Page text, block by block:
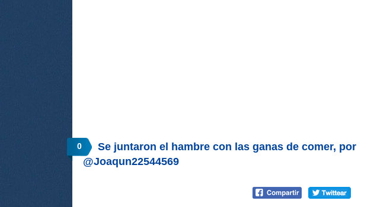
0
Se juntaron el hambre con las ganas de comer, por
@Joaqun22544569